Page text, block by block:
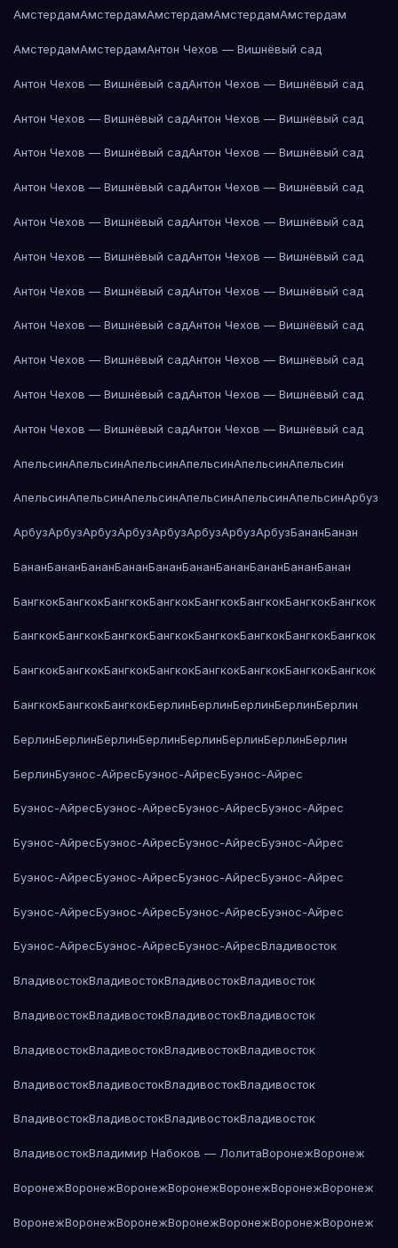
АмстердамАмстердамАмстердамАмстердамАмстердам
АмстердамАмстердамАнтон Чехов — Вишнёвый сад
Антон Чехов — Вишнёвый садАнтон Чехов — Вишнёвый сад
Антон Чехов — Вишнёвый садАнтон Чехов — Вишнёвый сад
Антон Чехов — Вишнёвый садАнтон Чехов — Вишнёвый сад
Антон Чехов — Вишнёвый садАнтон Чехов — Вишнёвый сад
Антон Чехов — Вишнёвый садАнтон Чехов — Вишнёвый сад
Антон Чехов — Вишнёвый садАнтон Чехов — Вишнёвый сад
Антон Чехов — Вишнёвый садАнтон Чехов — Вишнёвый сад
Антон Чехов — Вишнёвый садАнтон Чехов — Вишнёвый сад
Антон Чехов — Вишнёвый садАнтон Чехов — Вишнёвый сад
Антон Чехов — Вишнёвый садАнтон Чехов — Вишнёвый сад
Антон Чехов — Вишнёвый садАнтон Чехов — Вишнёвый сад
АпельсинАпельсинАпельсинАпельсинАпельсинАпельсин
АпельсинАпельсинАпельсинАпельсинАпельсинАпельсинАрбуз
АрбузАрбузАрбузАрбузАрбузАрбузАрбузАрбузБананБанан
БананБананБананБананБананБананБананБананБананБанан
БангкокБангкокБангкокБангкокБангкокБангкокБангкокБангкок
БангкокБангкокБангкокБангкокБангкокБангкокБангкокБангкок
БангкокБангкокБангкокБангкокБангкокБангкокБангкокБангкок
БангкокБангкокБангкокБерлинБерлинБерлинБерлинБерлин
БерлинБерлинБерлинБерлинБерлинБерлинБерлинБерлин
БерлинБуэнос-АйресБуэнос-АйресБуэнос-Айрес
Буэнос-АйресБуэнос-АйресБуэнос-АйресБуэнос-Айрес
Буэнос-АйресБуэнос-АйресБуэнос-АйресБуэнос-Айрес
Буэнос-АйресБуэнос-АйресБуэнос-АйресБуэнос-Айрес
Буэнос-АйресБуэнос-АйресБуэнос-АйресБуэнос-Айрес
Буэнос-АйресБуэнос-АйресБуэнос-АйресВладивосток
ВладивостокВладивостокВладивостокВладивосток
ВладивостокВладивостокВладивостокВладивосток
ВладивостокВладивостокВладивостокВладивосток
ВладивостокВладивостокВладивостокВладивосток
ВладивостокВладивостокВладивостокВладивосток
ВладивостокВладимир Набоков — ЛолитаВоронежВоронеж
ВоронежВоронежВоронежВоронежВоронежВоронежВоронеж
ВоронежВоронежВоронежВоронежВоронежВоронежВоронеж